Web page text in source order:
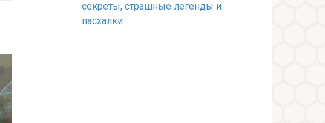
секреты, страшные легенды и
пасхалки